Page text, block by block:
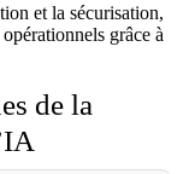
et la sécurisation,
grâce à
de la